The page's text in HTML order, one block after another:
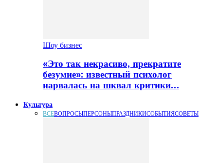
Шоу бизнес
«Это так некрасиво, прекратите
безумие»: известный психолог
нарвалась на шквал критики…
Культура
ВСЕВОПРОСЫПЕРСОНЫПРАЗДНИКИСОБЫТИЯСОВЕТЫ